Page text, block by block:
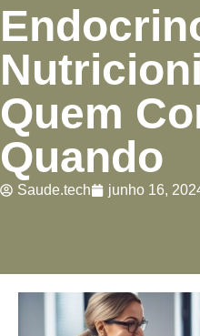
Quem
Quando
Saude.tech junho 16,